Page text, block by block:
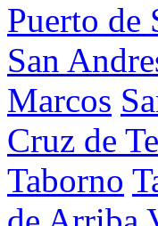
Puerto de
San
Marcos
Cruz de
Taborno